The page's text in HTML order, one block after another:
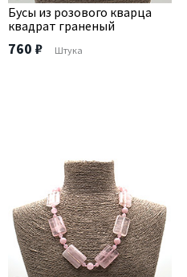
Бусы из розового кварца
квадрат граненый
760 ₽ Штука